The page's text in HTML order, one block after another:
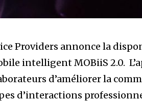
Providers annonce la
intelligent MOBiiS 2.0.
d’améliorer la
d’interactions